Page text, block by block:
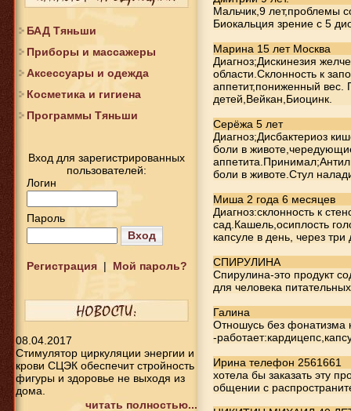
БАД Тяньши
Приборы и массажеры
Аксессуары и одежда
Косметика и гигиена
Программы Тяньши
Вход для зарегистрированных
пользователей:
Логин
Пароль
Вход
Регистрация| Мой пароль?
08.04.2017
Стимулятор циркуляции энергии и
крови СЦЭК обеспечит стройность
фигуры и здоровье не выходя из
дома.
читать полностью...
Мальчик,9 лет,проблемы
Биокальция зрение с 5
Марина 15 лет Москва
Диагноз;Дискинезия
области.Склонность к
аппетит,пониженный
детей,Вейкан,Биоцинк.
Серёжа 5 лет
Диагноз;Дисбактериоз
боли в
боли в животе.Стул
Миша 2 года 6 месяцев
Диагноз:склонность к
сад.Кашель,осиплость
капсуле в день, через
CПИРУЛИНА
Спирулина-это продукт
для человека
Галина
Отношусь без фонатизма
-
Ирина телефон 2561661
хотела бы заказать эту
общении с